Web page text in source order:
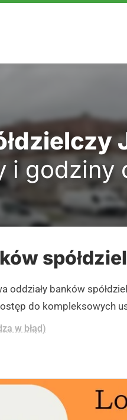
i godziny
oddziały banków
do kompleksowych
w błąd)